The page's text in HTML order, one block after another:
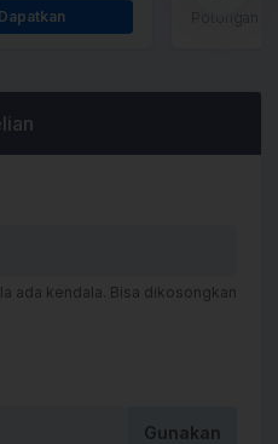
Dapatkan Potongan
ada kendala. Bisa dikosongkan
Gunakan